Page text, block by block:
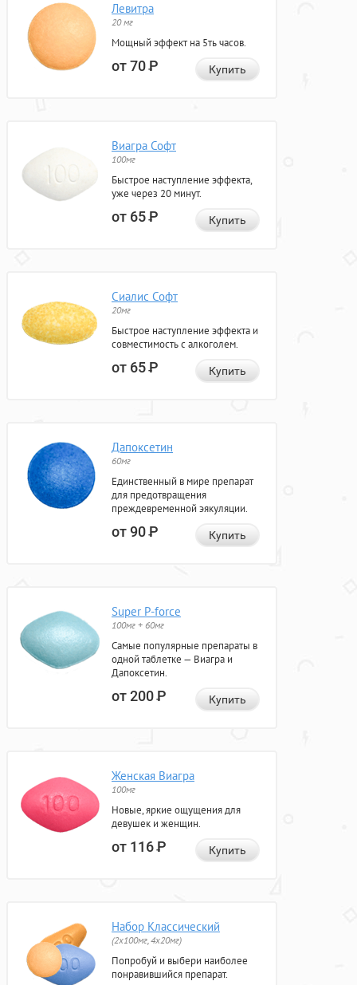
Левитра
20 мг
Мощный эффект на 5ть часов.
от 70Р Купить
Виагра Софт
100мг
Быстрое наступление эффекта,
уже через 20 минут.
от 65Р Купить
Сиалис Софт
20мг
Быстрое наступление эффекта и
совместимость с алкоголем.
от 65Р Купить
Дапоксетин
60мг
Единственный в мире препарат
для предотвращения
преждевременной эякуляции.
от 90Р Купить
Super P-force
100мг + 60мг
Самые популярные препараты в
одной таблетке — Виагра и
Дапоксетин.
от 200Р Купить
Женская Виагра
100мг
Новые, яркие ощущения для
девушек и женщин.
от 116Р Купить
Набор Классический
(2x100мг, 4x20мг)
Попробуй и выбери наиболее
понравившийся препарат.